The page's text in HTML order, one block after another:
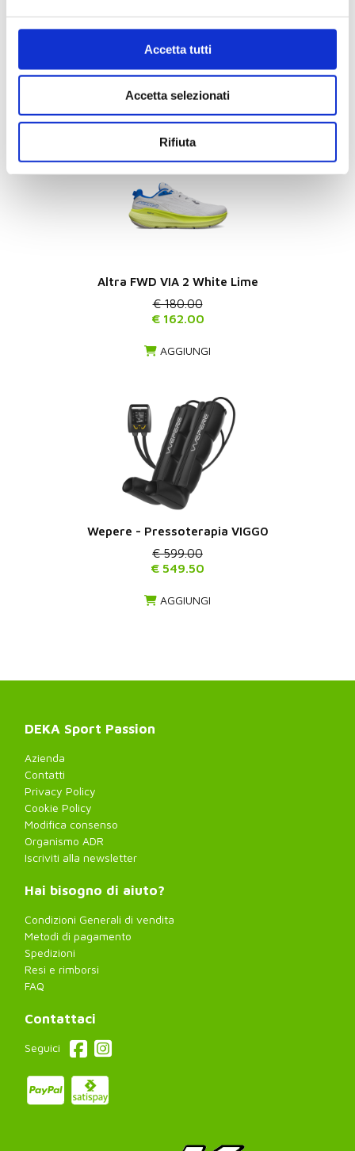
Accetta tutti
Accetta selezionati
Rifiuta
Altra FWD VIA 2 M
€ 180.00
€ 162.00
AGGIUNGI
Altra FWD VIA 2 White Lime
€ 180.00
€ 162.00
AGGIUNGI
Wepere - Pressoterapia VIGGO
€ 599.00
€ 549.50
AGGIUNGI
DEKA Sport Passion
Azienda
Contatti
Privacy Policy
Cookie Policy
Modifica consenso
Organismo ADR
Iscriviti alla newsletter
Hai bisogno di aiuto?
Condizioni Generali di vendita
Metodi di pagamento
Spedizioni
Resi e rimborsi
FAQ
Contattaci
Seguici